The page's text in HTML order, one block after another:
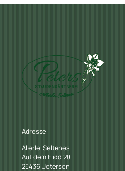
Adresse
Allerlei Seltenes
Auf dem Flidd 20
25436 Uetersen